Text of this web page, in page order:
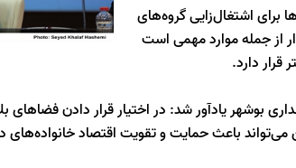
برای اشتغال‌زایی گروه‌های
از جمله موارد مهمی است
قرار دارد.
بوشهر یادآور شد: در اختیار قرار دادن فضاهای
می‌تواند باعث حمایت و تقویت اقتصاد